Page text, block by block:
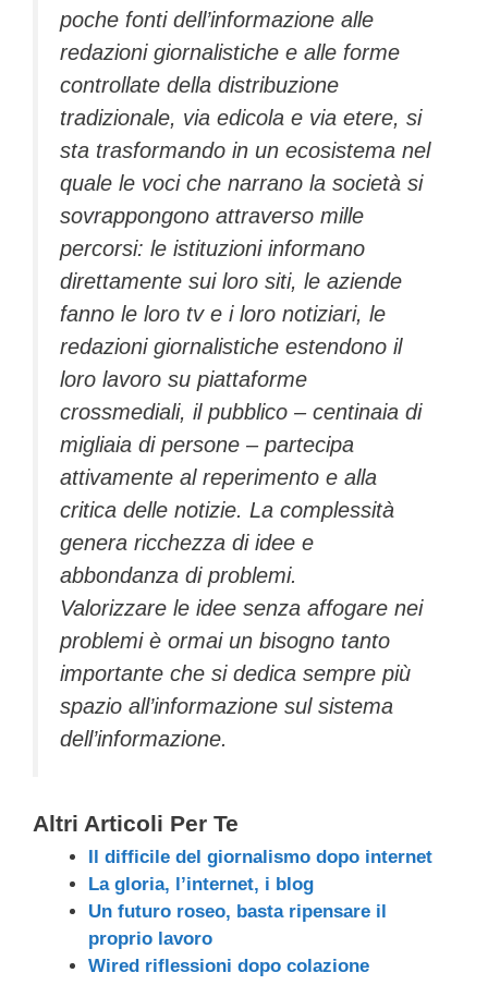
poche fonti dell’informazione alle
redazioni giornalistiche e alle forme
controllate della distribuzione
tradizionale, via edicola e via etere, si
sta trasformando in un ecosistema nel
quale le voci che narrano la società si
sovrappongono attraverso mille
percorsi: le istituzioni informano
direttamente sui loro siti, le aziende
fanno le loro tv e i loro notiziari, le
redazioni giornalistiche estendono il
loro lavoro su piattaforme
crossmediali, il pubblico – centinaia di
migliaia di persone – partecipa
attivamente al reperimento e alla
critica delle notizie. La complessità
genera ricchezza di idee e
abbondanza di problemi.
Valorizzare le idee senza affogare nei
problemi è ormai un bisogno tanto
importante che si dedica sempre più
spazio all’informazione sul sistema
dell’informazione.
Altri Articoli Per Te
Il difficile del giornalismo dopo internet
La gloria, l’internet, i blog
Un futuro roseo, basta ripensare il
proprio lavoro
Wired riflessioni dopo colazione